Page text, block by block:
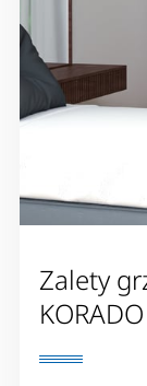
Zalety
KORADO